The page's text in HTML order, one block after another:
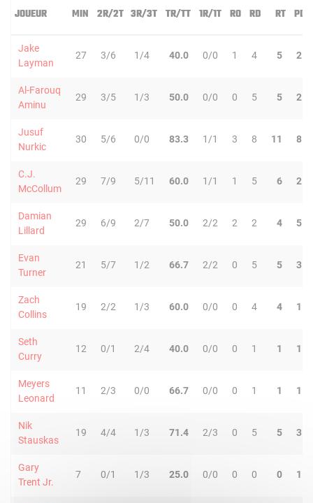
JOUEUR MIN 2R/2T 3R/3T TR/TT 1R/1T RO RD RT PD
Jake
Layman
27 3/6 1/4 40.0 0/0 1 4 5 2
Al-Farouq
Aminu
29 3/5 1/3 50.0 0/0 0 5 5 2
Jusuf
Nurkic
30 5/6 0/0 83.3 1/1 3 8 11 8
C.J.
McCollum
29 7/9 5/11 60.0 1/1 1 5 6 2
Damian
Lillard
29 6/9 2/7 50.0 2/2 2 2 4 5
Evan
Turner
21 5/7 1/2 66.7 2/2 0 5 5 3
Zach
Collins
19 2/2 1/3 60.0 0/0 0 4 4 1
Seth
Curry
12 0/1 2/4 40.0 0/0 0 1 1 1
Meyers
Leonard
11 2/3 0/0 66.7 0/0 0 1 1 1
Nik
Stauskas
19 4/4 1/3 71.4 2/3 0 5 5 3
Gary
Trent Jr.
7 0/1 1/3 25.0 0/0 0 0 0 1